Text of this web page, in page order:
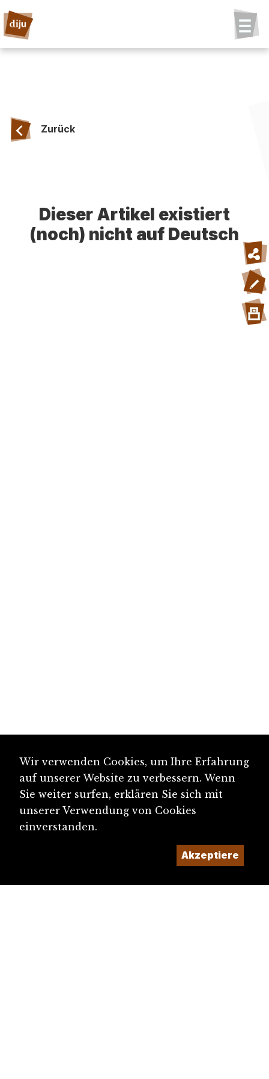
Zurück
Dieser Artikel existiert
(noch) nicht auf Deutsch
Wir verwenden Cookies, um Ihre Erfahrung
auf unserer Website zu verbessern. Wenn
Sie weiter surfen, erklären Sie sich mit
unserer Verwendung von Cookies
einverstanden.
Akzeptiere